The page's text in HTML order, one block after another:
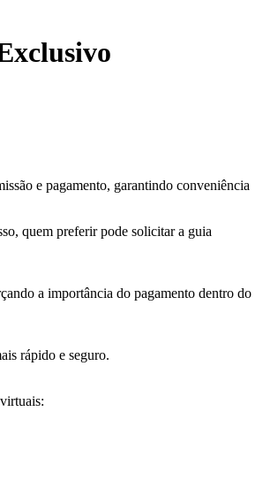
e pagamento, garantindo conveniência
quem preferir pode solicitar a guia
a importância do pagamento dentro do
rápido e seguro.